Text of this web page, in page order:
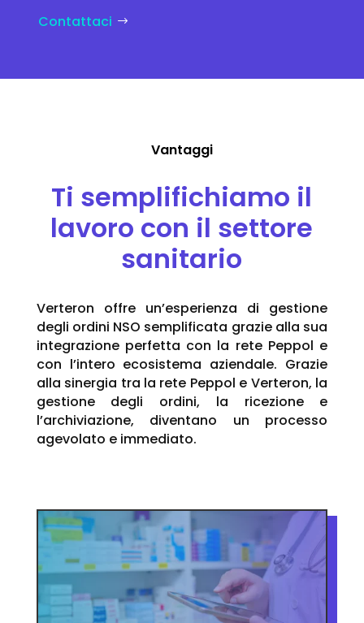
Contattaci
Vantaggi
Ti semplifichiamo il
lavoro con il settore
sanitario
Verteron offre un’esperienza di gestione
degli ordini NSO semplificata grazie alla sua
integrazione perfetta con la rete Peppol e
con l’intero ecosistema aziendale. Grazie
alla sinergia tra la rete Peppol e Verteron, la
gestione degli ordini, la ricezione e
l’archiviazione, diventano un processo
agevolato e immediato.